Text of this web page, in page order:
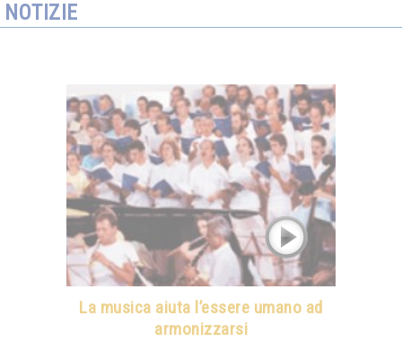
NOTIZIE
La musica aiuta l’essere umano ad
armonizzarsi